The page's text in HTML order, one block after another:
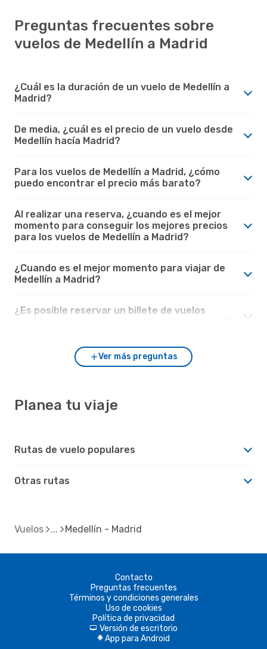
Preguntas frecuentes sobre
vuelos de Medellín a Madrid
¿Cuál es la duración de un vuelo de Medellín a
Madrid?
De media, ¿cuál es el precio de un vuelo desde
Medellín hacía Madrid?
Para los vuelos de Medellín a Madrid, ¿cómo
puedo encontrar el precio más barato?
Al realizar una reserva, ¿cuando es el mejor
momento para conseguir los mejores precios
para los vuelos de Medellín a Madrid?
¿Cuando es el mejor momento para viajar de
Medellín a Madrid?
¿Es posible reservar un billete de vuelos
Ver más preguntas
Planea tu viaje
Rutas de vuelo populares
Otras rutas
Vuelos Medellín - Madrid
Contacto
Preguntas frecuentes
Términos y condiciones generales
Uso de cookies
Política de privacidad
d Versión de escritorio
A App para Android